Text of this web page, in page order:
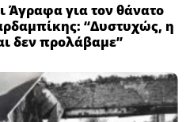
Άγραφα για τον θάνατο
“Δυστυχώς, η
δεν προλάβαμε”